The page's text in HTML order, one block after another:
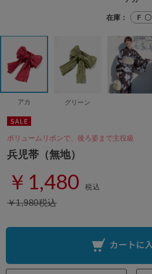
在庫： Ｆ 〇
アカ グリーン
ボリュームリボンで、後ろ姿まで主役級
兵児帯（無地）
￥1,480 税込
￥1,980税込